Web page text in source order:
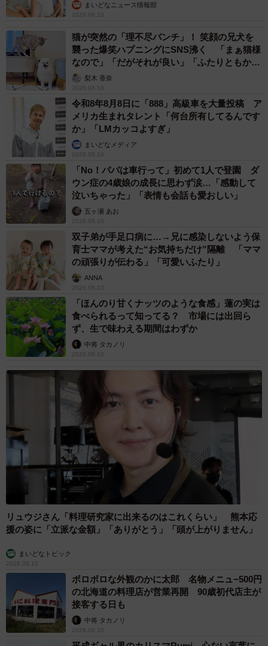
まいどなニュース情報部
2026.08.10
猫が突然の「理不尽パンチ」！ 笑顔の兄犬を
襲った爆笑ハプニングにSNS沸く 「まぁ猫様
なので」「だがそれが良い」「ふたりともかわ
いいね」
梨木 香奈
2026.08.10
令和8年8月8日に「888」高級車を大量投稿 ア
メリカ生まれタレント「何台所有してるんです
か」「LMカッコよすぎ」
まいどなメディア
2026.08.10
「No！パパは車行って」初めて1人で登園 ダ
ウン症の4歳娘の成長に思わず涙…「感動して
泣いちゃった」「表情も会話も愛おしい」
五ヶ瀬 あお
2026.08.10
双子弟が手足口病に…→兄に感染しないよう保
育士ママが考えた“お気持ちだけ”隔離 「ママ
の頑張りが伝わる」「可愛いふたり」
ANNA
2026.08.10
「ほんのり甘くナッツのような食感」蓮の実は
食べられるって知ってる？ 市場には出回ら
ず、生で味わえる期間はわずか
中将 タカノリ
2026.08.10
リュウジさん「料理研究家に出来るのはこれくらい」 熊本応
援の姿に「立派な金額」「ありがとう」「頭が上がりません」
まいどなトピック
2026.08.10
ボロボロな外観のかに太郎 名物メニュ−500円
の北海道の料理店が営業再開 90歳初代店主が
接客する日も
中将 タカノリ
2026.08.10